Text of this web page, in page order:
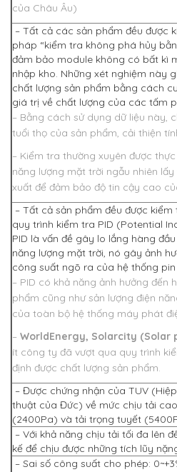
của Châu Âu)
– Tất cả các sản phẩm đều được
pháp “kiểm tra không phá hủy
đảm bảo module không có bất kì
nhập kho. Những xét nghiệm này
chất lượng sản phẩm bằng cách
giá trị về chất lượng của các tấm
– Bằng cách sử dụng dữ liệu này,
tuổi thọ của sản phẩm, cải thiện
– Kiểm tra thường xuyên được
năng lượng mặt trời ngẫu nhiên
xuất để đảm bảo độ tin cậy cao
– Tất cả sản phẩm đều được
quy trình kiểm tra PID (Potential
PID là vấn đề gây lo lắng hàng
năng lượng mặt trời, nó gây ảnh
công suất ngõ ra của hệ thống
– PID có khả năng ảnh hưởng đến
phẩm cũng như sản lượng điện
của toàn bộ hệ thống máy phát
– WorldEnergy, Solarcity (Solar
ít công ty đã vượt qua quy trình
định được chất lượng sản phẩm.
– Được chứng nhận của TUV
thuật của Đức) về mức chịu tải
(2400Pa) và tải trọng tuyết
– Với khả năng chịu tải tối đa lên
kế để chịu được những tích lũy
– Sai số công suất cho phép: